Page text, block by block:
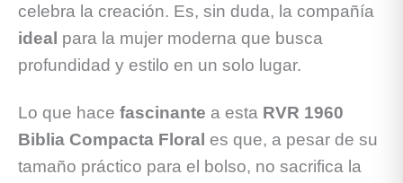
celebra la creación. Es, sin duda, la compañía
ideal para la mujer moderna que busca
profundidad y estilo en un solo lugar.
Lo que hace fascinante a esta RVR 1960
Biblia Compacta Floral es que, a pesar de su
tamaño práctico para el bolso, no sacrifica la